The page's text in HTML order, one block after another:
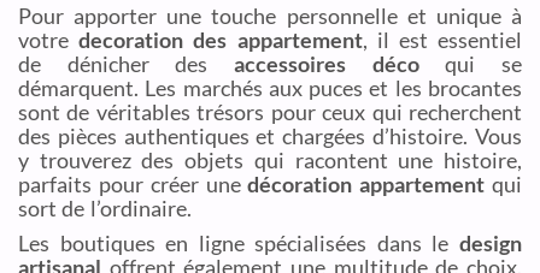
Pour apporter une touche personnelle et unique à
votredecoration des appartement, il est essentiel
de dénicher des accessoires décoqui se
démarquent. Les marchés aux puces et les brocantes
sont de véritables trésors pour ceux qui recherchent
des pièces authentiques et chargées d’histoire. Vous
y trouverez des objets qui racontent une histoire,
parfaits pour créer unedécoration appartement qui
sort de l’ordinaire.
Les boutiques en ligne spécialisées dans le design
artisanal offrent également une multitude de choix.